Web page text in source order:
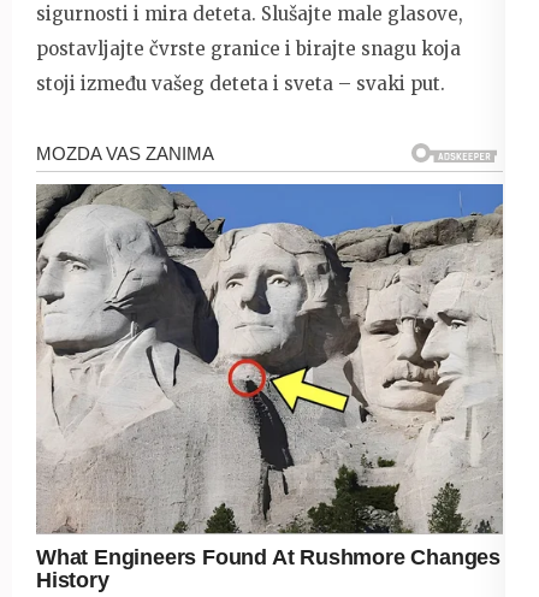
sigurnosti i mira deteta. Slušajte male glasove,
postavljajte čvrste granice i birajte snagu koja
stoji između vašeg deteta i sveta – svaki put.